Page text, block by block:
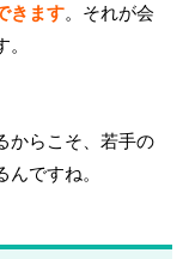
きます。それが会
からこそ、若手の
ですね。